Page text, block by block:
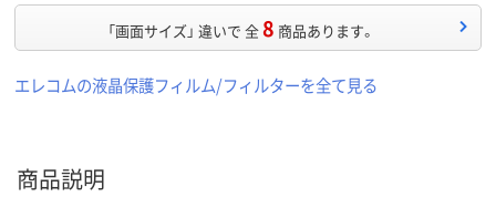
「画面サイズ」 違いで 全8 商品あります。
エレコムの液晶保護フィルム/フィルターを全て見る
商品説明